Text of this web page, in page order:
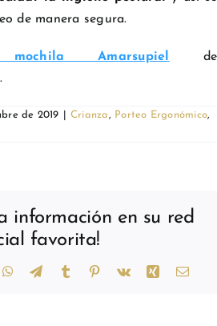
de manera segura.
Amarsupiel
de
de 2019 Crianza, Porteo Ergonómico,
información en su red
favorita!
WhatsApp
TelegramTumblr Pinterest
Vk Xing